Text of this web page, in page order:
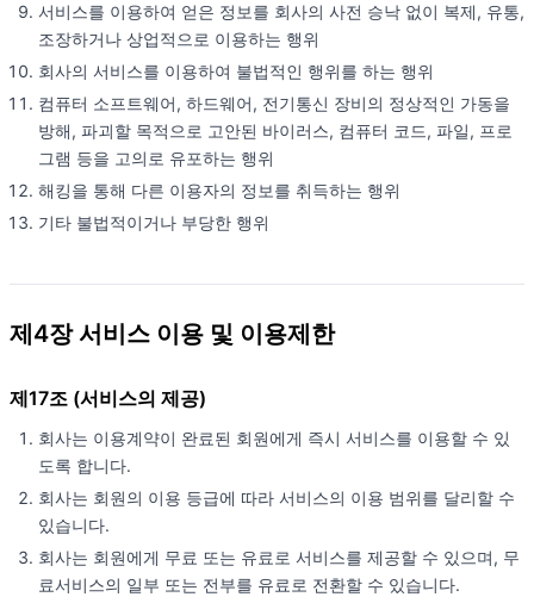
서비스를 이용하여 얻은 정보를 회사의 사전 승낙 없이 복제, 유통,
조장하거나 상업적으로 이용하는 행위
회사의 서비스를 이용하여 불법적인 행위를 하는 행위
컴퓨터 소프트웨어, 하드웨어, 전기통신 장비의 정상적인 가동을
방해, 파괴할 목적으로 고안된 바이러스, 컴퓨터 코드, 파일, 프로
그램 등을 고의로 유포하는 행위
해킹을 통해 다른 이용자의 정보를 취득하는 행위
기타 불법적이거나 부당한 행위
제4장 서비스 이용 및 이용제한
제17조 (서비스의 제공)
회사는 이용계약이 완료된 회원에게 즉시 서비스를 이용할 수 있
도록 합니다.
회사는 회원의 이용 등급에 따라 서비스의 이용 범위를 달리할 수
있습니다.
회사는 회원에게 무료 또는 유료로 서비스를 제공할 수 있으며, 무
료서비스의 일부 또는 전부를 유료로 전환할 수 있습니다.